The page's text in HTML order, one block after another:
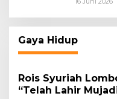
Gaya Hidup
Rois Syuriah
“Telah Lahir